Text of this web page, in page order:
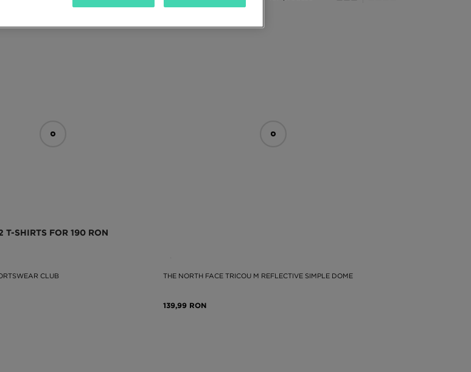
T-SHIRTS FOR 190 RON
CLUB THE NORTH FACE TRICOU M REFLECTIVE SIMPLE DOME
139,99 RON